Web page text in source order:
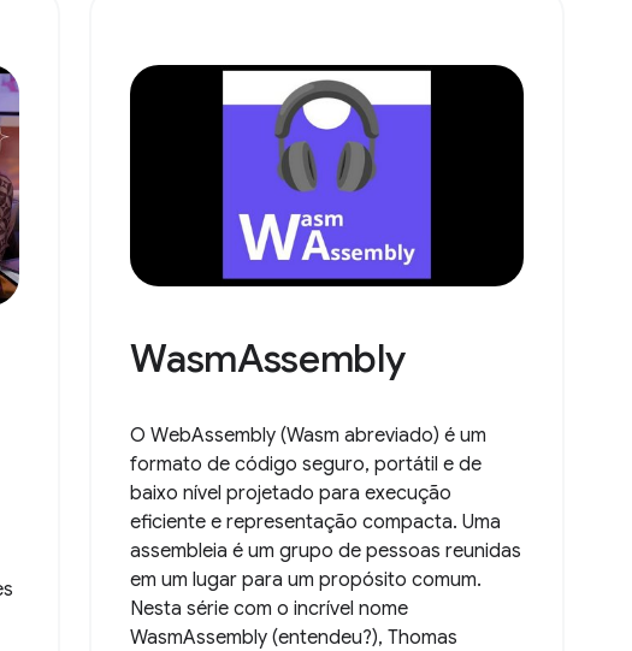
WasmAssembly
O WebAssembly (Wasm abreviado) é um
formato de código seguro, portátil e de
baixo nível projetado para execução
eficiente e representação compacta. Uma
assembleia é um grupo de pessoas reunidas
em um lugar para um propósito comum.
Nesta série com o incrível nome
WasmAssembly (entendeu?), Thomas